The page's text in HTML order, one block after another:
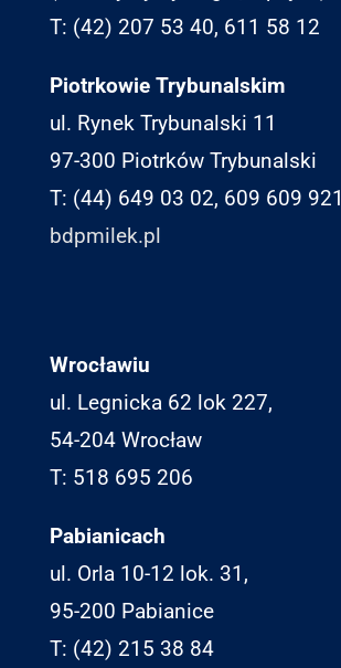
T: (42) 207 53 40, 611 58 12
Piotrkowie Trybunalskim
ul. Rynek Trybunalski 11
97-300 Piotrków Trybunalski
T: (44) 649 03 02, 609 609 921
bdpmilek.pl
Wrocławiu
ul. Legnicka 62 lok 227,
54-204 Wrocław
T: 518 695 206
Pabianicach
ul. Orla 10-12 lok. 31,
95-200 Pabianice
T: (42) 215 38 84